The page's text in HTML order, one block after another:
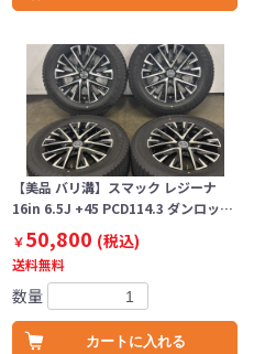
【美品 バリ溝】スマック レジーナ
16in 6.5J +45 PCD114.3 ダンロッ…
￥50,800 (税込)
送料無料
数量
カートに入れる